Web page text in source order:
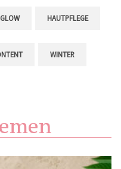
GLOW HAUTPFLEGE
WINTER